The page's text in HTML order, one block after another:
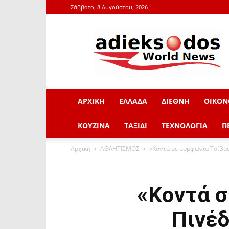
Σάββατο, 8 Αυγούστου, 2026
adieksodos.gr
ΑΡΧΙΚΗ ΕΛΛΑΔΑ ΔΙΕΘΝΗ
ΚΟΥΖΙΝΑ ΤΑΞΙΔΙ ΤΕΧΝΟΛΟΓΙΑ
Αρχική ΑΘΛΗΤΙΣΜΟΣ «Κοντά σε συμφωνία
«Κοντά